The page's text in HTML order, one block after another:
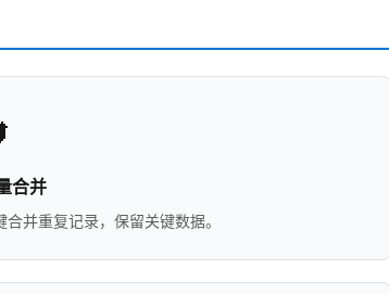
合并
合并重复记录，保留关键数据。